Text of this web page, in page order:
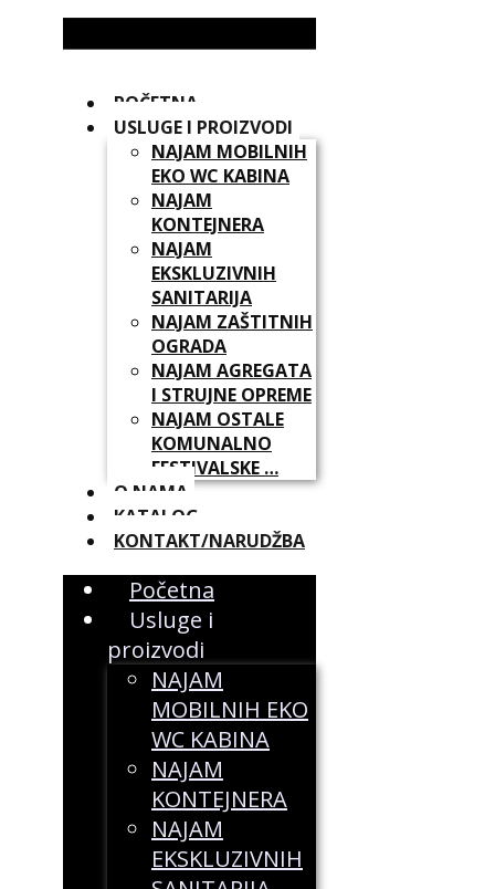
POČETNA
USLUGE I PROIZVODI
NAJAM MOBILNIH
EKO WC KABINA
NAJAM
KONTEJNERA
NAJAM
EKSKLUZIVNIH
SANITARIJA
NAJAM ZAŠTITNIH
OGRADA
NAJAM AGREGATA
I STRUJNE OPREME
NAJAM OSTALE
KOMUNALNO
FESTIVALSKE …
O NAMA
KATALOG
KONTAKT/NARUDŽBA
Početna
Usluge i
proizvodi
NAJAM
MOBILNIH EKO
WC KABINA
NAJAM
KONTEJNERA
NAJAM
EKSKLUZIVNIH